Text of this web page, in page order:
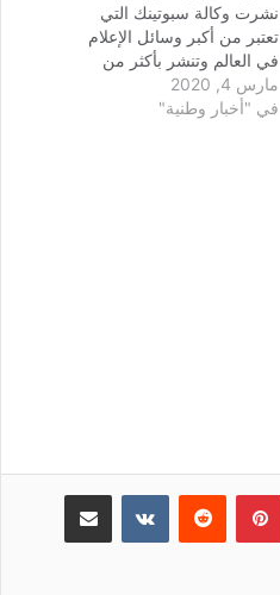
نشرت وكالة سبوتينك التي
تعتبر من أكبر وسائل الإعلام
في العالم وتنشر بأكثر من
ثلاثين لغة تقريرا عن الغاز في
موريتانيا استعرضت فيه الأرقام
مارس 4, 2020
في "أخبار وطنية"
بينتيريست مشاركة عبر البريد